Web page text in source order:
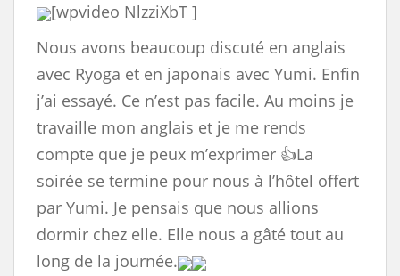
[wpvideo NlzziXbT ]
Nous avons beaucoup discuté en anglais
avec Ryoga et en japonais avec Yumi. Enfin
j’ai essayé. Ce n’est pas facile. Au moins je
travaille mon anglais et je me rends
compte que je peux m’exprimer 👍La
soirée se termine pour nous à l’hôtel offert
par Yumi. Je pensais que nous allions
dormir chez elle. Elle nous a gâté tout au
long de la journée.